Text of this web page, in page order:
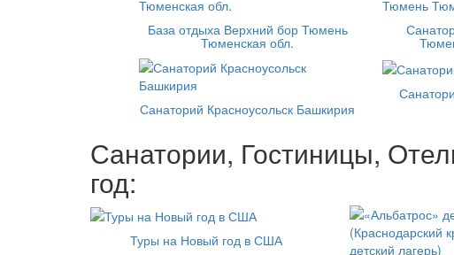
База отдыха Верхний бор Тюмень
Тюменская обл.
Санаторий Красноусольск Башкирия
Санатории, Гостиницы,
год:
Туры на Новый год в США